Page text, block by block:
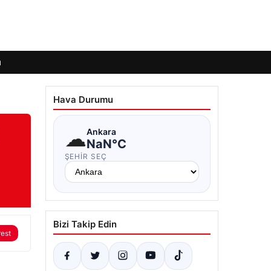
Hava Durumu
☁Ankara
NaN°C
ŞEHIR SEÇ
Bizi Takip Edin